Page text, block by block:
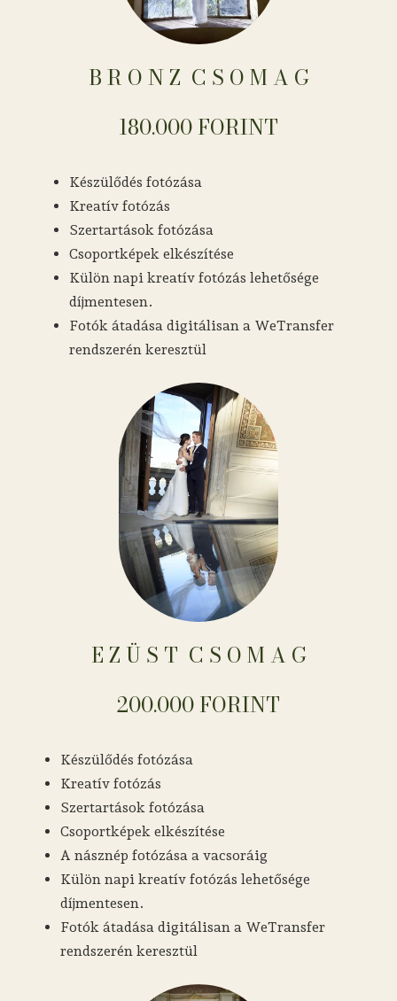
B R O N Z ​​​​​​​​​​​​​​​​​​ C S O M A G
180.000 FORINT
Készülődés fotózása
Kreatív fotózás
Szertartások fotózása
Csoportképek elkészítése
Külön napi kreatív fotózás lehetősége
díjmentesen.
Fotók átadása digitálisan a WeTransfer
rendszerén keresztül
E Z Ü S T ​​​​​​​​​​​​​​​​​​ C S O M A G
200.000 FORINT
Készülődés fotózása
Kreatív fotózás
Szertartások fotózása
Csoportképek elkészítése
A násznép fotózása a vacsoráig
Külön napi kreatív fotózás lehetősége
díjmentesen.
Fotók átadása digitálisan a WeTransfer
rendszerén keresztül